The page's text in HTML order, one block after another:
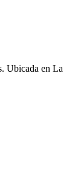
Ubicada en La